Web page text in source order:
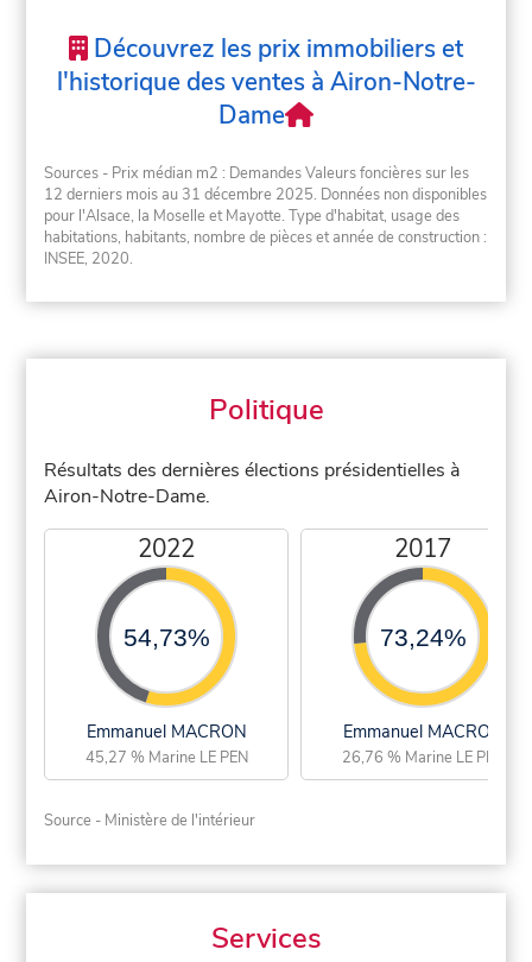
Découvrez les prix immobiliers et
l'historique des ventes à Airon-Notre-
Dame
Sources - Prix médian m2 : Demandes Valeurs foncières sur les
12 derniers mois au 31 décembre 2025. Données non disponibles
pour l'Alsace, la Moselle et Mayotte. Type d'habitat, usage des
habitations, habitants, nombre de pièces et année de construction :
INSEE, 2020.
Politique
Résultats des dernières élections présidentielles à
Airon-Notre-Dame.
2022
54,73%
Emmanuel MACRON
45,27 % Marine LE PEN
2017
73,24%
Emmanuel MACRON
26,76 % Marine LE PEN
Source - Ministère de l'intérieur
Services